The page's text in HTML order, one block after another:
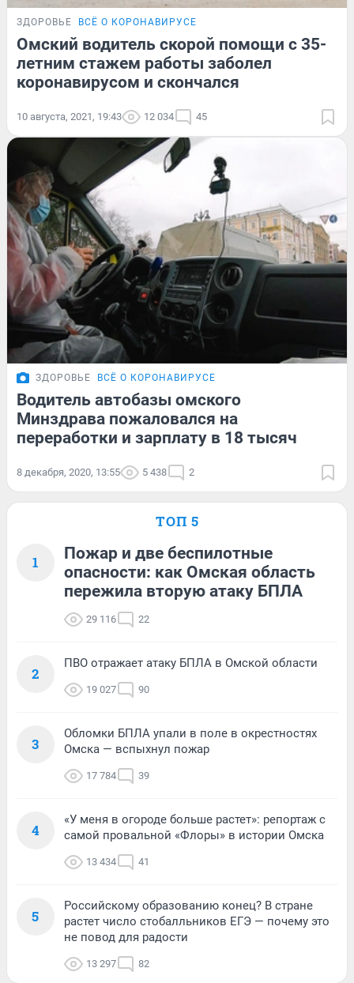
ЗДОРОВЬЕ ВСЁ О КОРОНАВИРУСЕ
Омский водитель скорой помощи с 35-
летним стажем работы заболел
коронавирусом и скончался
10 августа, 2021, 19:43 12 034 45
ЗДОРОВЬЕ ВСЁ О КОРОНАВИРУСЕ
Водитель автобазы омского
Минздрава пожаловался на
переработки и зарплату в 18 тысяч
8 декабря, 2020, 13:55 5 438 2
ТОП 5
1
Пожар и две беспилотные
опасности: как Омская область
пережила вторую атаку БПЛА
29 116 22
2
ПВО отражает атаку БПЛА в Омской области
19 027 90
3
Обломки БПЛА упали в поле в окрестностях
Омска — вспыхнул пожар
17 784 39
4
«У меня в огороде больше растет»: репортаж с
самой провальной «Флоры» в истории Омска
13 434 41
5
Российскому образованию конец? В стране
растет число стобалльников ЕГЭ — почему это
не повод для радости
13 297 82